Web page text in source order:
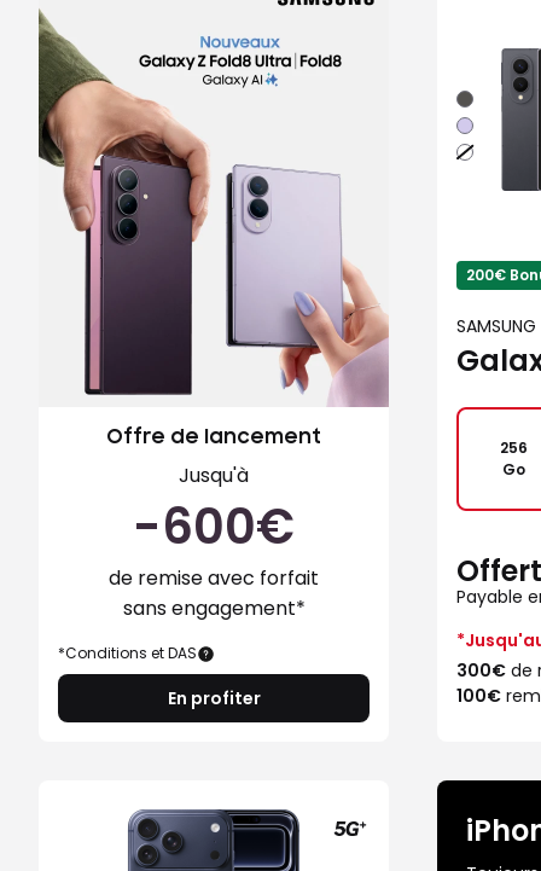
Offre de lancement
Jusqu'à
-600€
de remise avec forfait
sans engagement*
*Conditions et DAS
En profiter
Graphite
Violet
Blanc
200€
SAMSUNG
256
Go
Offert
Payable
300€ de
100€
-300€